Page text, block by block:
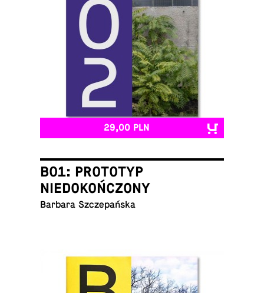
29,00 PLN
B01: PROTOTYP
NIEDOKOŃCZONY
Barbara Szczepańska